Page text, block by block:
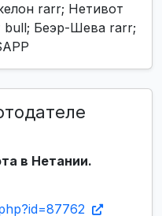
rarr; Нетивот
bull; Беэр-Шева rarr;
в Нетании.